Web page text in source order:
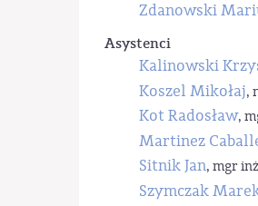
Zdanowski
Asystenci
Kalinowski
Koszel Mikołaj,
Kot Radosław,
Martinez
Sitnik Jan, mgr
Szymczak